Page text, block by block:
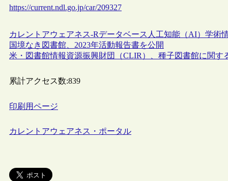
https://current.ndl.go.jp/car/209327
カレントアウェアネス-Rデータベース 人工知能（AI） 学術
国境なき図書館、2023年活動報告書を公開
米・図書館情報資源振興財団（CLIR）、種子図書館に関す
累計アクセス数:839
印刷用ページ
カレントアウェアネス・ポータル